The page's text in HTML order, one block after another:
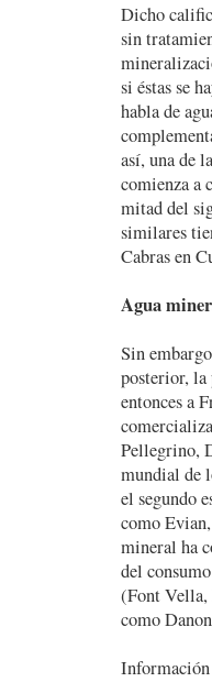
Dicho
sin
si éstas se
habla de
así, una de
comienza a
mitad del
similares
Cabras en
Agua
Sin
posterior, la
entonces a
Pellegrino,
mundial de
el segundo
como
mineral ha
del
(Font Vella,
como